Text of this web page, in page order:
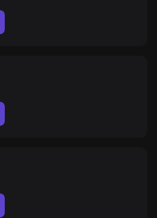
Школа
друзья